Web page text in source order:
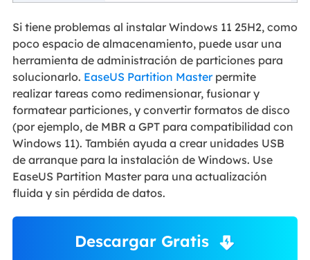
Si tiene problemas al instalar Windows 11 25H2, como
poco espacio de almacenamiento, puede usar una
herramienta de administración de particiones para
solucionarlo. EaseUS Partition Masterpermite
realizar tareas como redimensionar, fusionar y
formatear particiones, y convertir formatos de disco
(por ejemplo, de MBR a GPT para compatibilidad con
Windows 11). También ayuda a crear unidades USB
de arranque para la instalación de Windows. Use
EaseUS Partition Master para una actualización
fluida y sin pérdida de datos.
Descargar Gratis